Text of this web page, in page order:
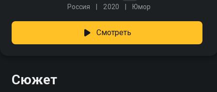
Россия 2020 Юмор
Смотреть
Сюжет